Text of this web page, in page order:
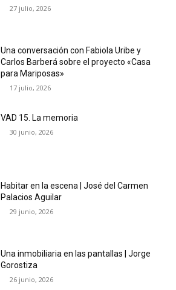
27 julio, 2026
Una conversación con Fabiola Uribe y
Carlos Barberá sobre el proyecto «Casa
para Mariposas»
17 julio, 2026
VAD 15. La memoria
30 junio, 2026
Habitar en la escena | José del Carmen
Palacios Aguilar
29 junio, 2026
Una inmobiliaria en las pantallas | Jorge
Gorostiza
26 junio, 2026